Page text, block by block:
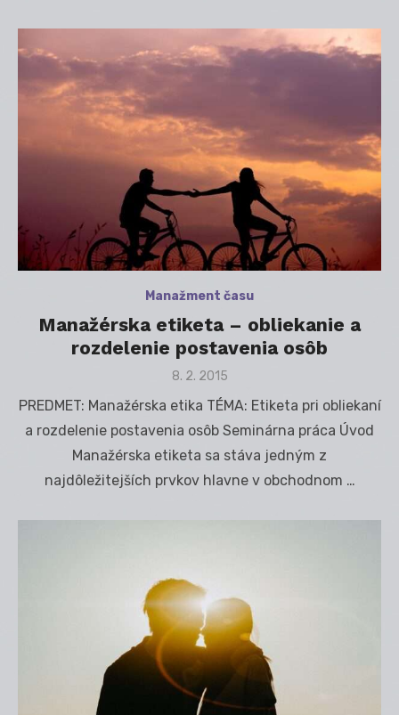
Manažment času
Manažérska etiketa – obliekanie a
rozdelenie postavenia osôb
Posted
8. 2. 2015
PREDMET: Manažérska etika TÉMA: Etiketa pri obliekaní
a rozdelenie postavenia osôb Seminárna práca Úvod
Manažérska etiketa sa stáva jedným z
najdôležitejších prvkov hlavne v obchodnom …